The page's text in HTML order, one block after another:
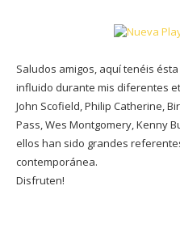
Saludos amigos, aquí tenéis
influido durante mis diferentes
John Scofield, Philip Catherine,
Pass, Wes Montgomery, Kenny
ellos han sido grandes
contemporánea.
Disfruten!